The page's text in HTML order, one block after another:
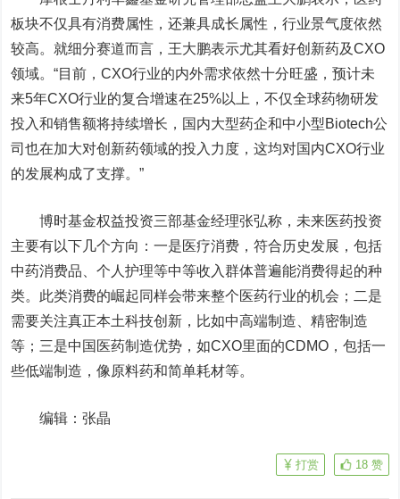
板块不仅具有消费属性，还兼具成长属性，行业景气度依然
较高。就细分赛道而言，王大鹏表示尤其看好创新药及CXO
领域。“目前，CXO行业的内外需求依然十分旺盛，预计未
来5年CXO行业的复合增速在25%以上，不仅全球药物研发
投入和销售额将持续增长，国内大型药企和中小型Biotech公
司也在加大对创新药领域的投入力度，这均对国内CXO行业
的发展构成了支撑。”
博时基金权益投资三部基金经理张弘称，未来医药投资
主要有以下几个方向：一是医疗消费，符合历史发展，包括
中药消费品、个人护理等中等收入群体普遍能消费得起的种
类。此类消费的崛起同样会带来整个医药行业的机会；二是
需要关注真正本土科技创新，比如中高端制造、精密制造
等；三是中国医药制造优势，如CXO里面的CDMO，包括一
些低端制造，像原料药和简单耗材等。
编辑：张晶
18 赞
打赏